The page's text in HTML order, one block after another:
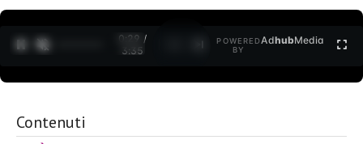
0:30 /
3:35
POWERED
BY
AdhubMedia
Contenuti